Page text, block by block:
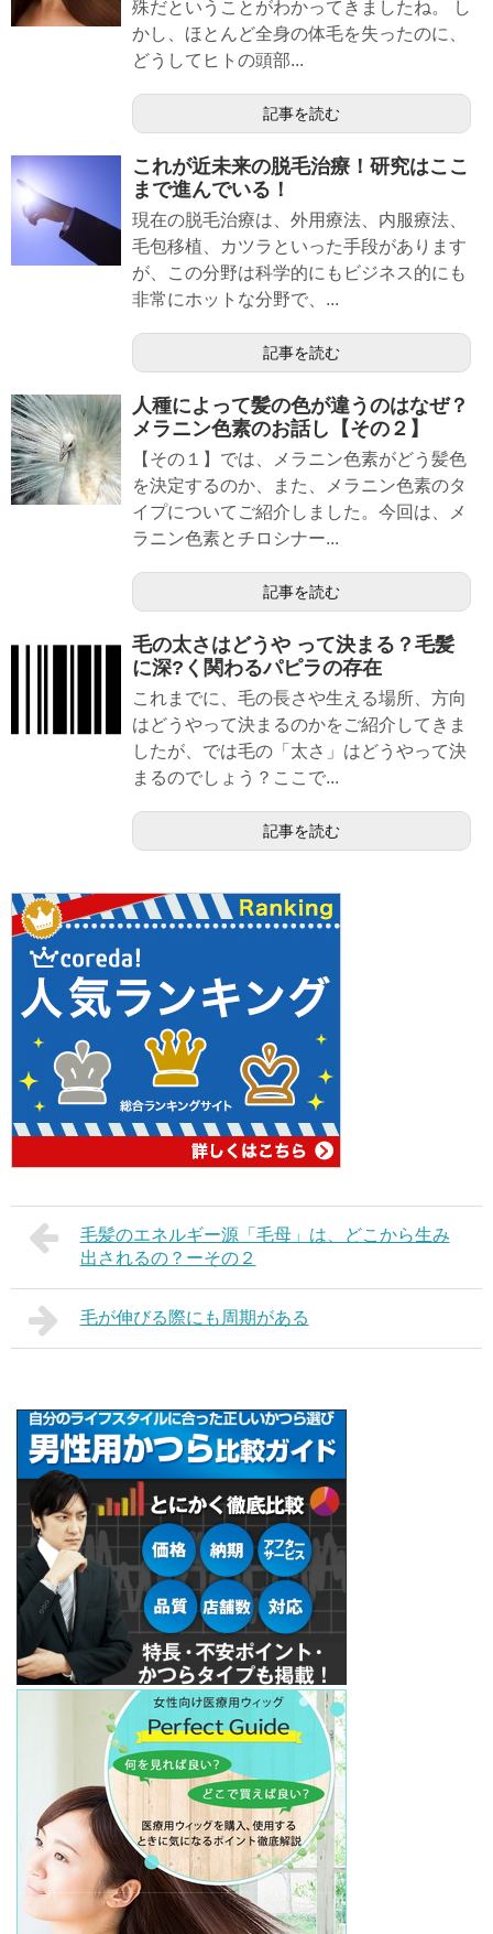
殊だということがわかってきましたね。 し
かし、ほとんど全身の体毛を失ったのに、
どうしてヒトの頭部...
記事を読む
これが近未来の脱毛治療！研究はここ
まで進んでいる！
現在の脱毛治療は、外用療法、内服療法、
毛包移植、カツラといった手段があります
が、この分野は科学的にもビジネス的にも
非常にホットな分野で、...
記事を読む
人種によって髪の色が違うのはなぜ？
メラニン色素のお話し【その２】
【その１】では、メラニン色素がどう髪色
を決定するのか、また、メラニン色素のタ
イプについてご紹介しました。今回は、メ
ラニン色素とチロシナー...
記事を読む
毛の太さはどうや って決まる？毛髪
に深?く関わるパピラの存在
これまでに、毛の長さや生える場所、方向
はどうやって決まるのかをご紹介してきま
したが、では毛の「太さ」はどうやって決
まるのでしょう？ここで...
記事を読む
毛髪のエネルギー源「毛母」は、どこから生み
出されるの？ーその２
毛が伸びる際にも周期がある